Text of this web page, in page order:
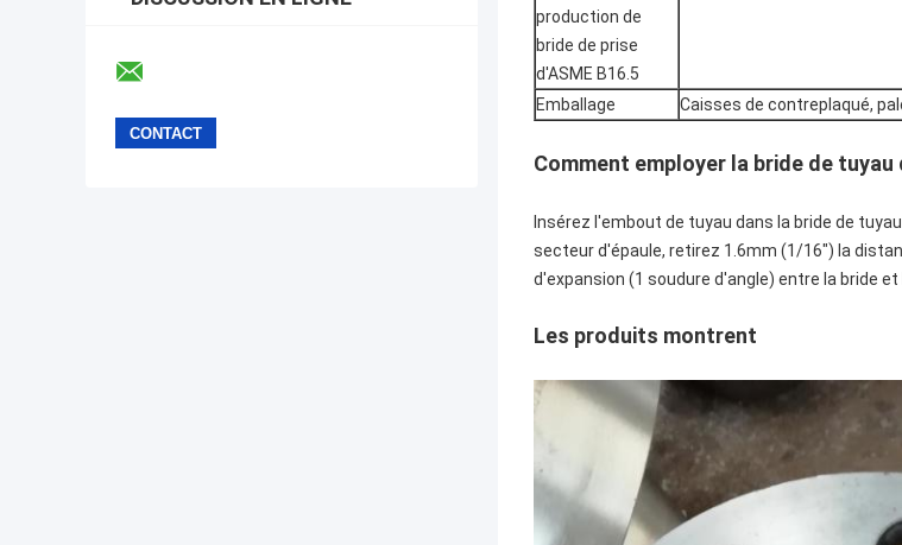
production de
bride de prise
d'ASME B16.5
Emballage Caisses de contreplaqué,
Comment employer la bride de
Insérez l'embout de tuyau dans la bride de
secteur d'épaule, retirez 1.6mm (1/16") la
d'expansion (1 soudure d'angle) entre la bride
Les produits montrent